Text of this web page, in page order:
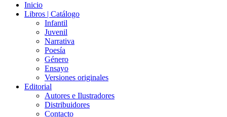
Inicio
Libros | Catálogo
Infantil
Juvenil
Narrativa
Poesía
Género
Ensayo
Versiones originales
Editorial
Autores e Ilustradores
Distribuidores
Contacto